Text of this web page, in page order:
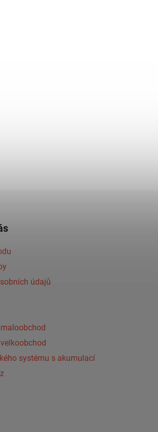
údajů
systému s akumulací